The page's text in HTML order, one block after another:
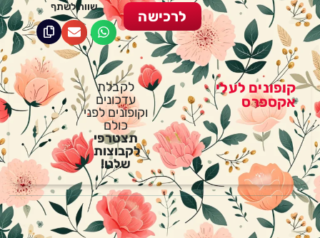
שווה לשתף
לרכישה
לקבלת
עדכונים
וקופונים לפני
כולם
תצטרפי
לקבוצות
שלנו!
קופונים לעלי
אקספרס